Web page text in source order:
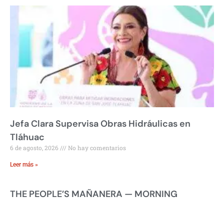
Jefa Clara Supervisa Obras Hidráulicas en
Tláhuac
6 de agosto, 2026 No hay comentarios
Leer más »
THE PEOPLE’S MAÑANERA — MORNING